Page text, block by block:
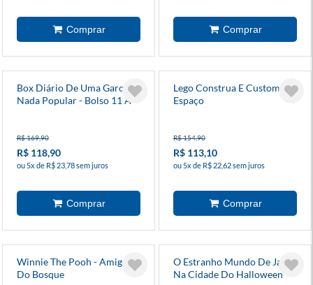
Box Diário De Uma Garota
Nada Popular - Bolso 11 A
R$ 169,90
R$ 118,90
ou 5x de R$ 23,78 sem juros
Lego Construa E Customize
Espaço
R$ 154,90
R$ 113,10
ou 5x de R$ 22,62 sem juros
Winnie The Pooh - Amigos
Do Bosque
O Estranho Mundo De Jack -
Na Cidade Do Halloween